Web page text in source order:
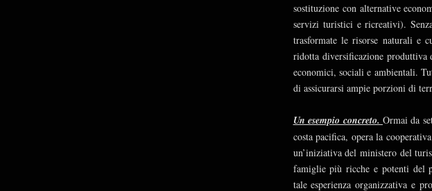
sostituzione con alternative
servizi turistici e ricreativi).
trasformate le risorse naturali e
ridotta diversificazione
economici, sociali e ambientali.
di assicurarsi ampie porzioni di
Un esempio concreto. Ormai da
costa pacifica, opera la
un’iniziativa del ministero del
famiglie più ricche e potenti del
tale esperienza organizzativa e